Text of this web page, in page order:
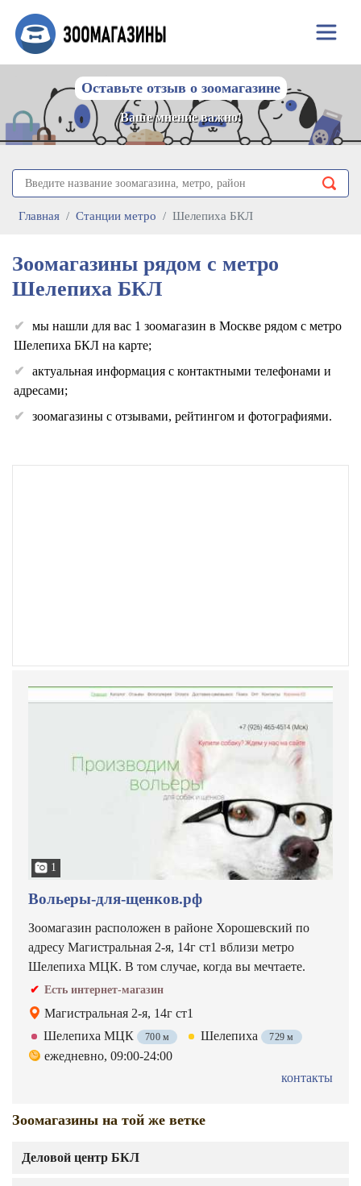
Оставьте отзыв о зоомагазине
Ваше мнение важно!
Главная Станции метро Шелепиха БКЛ
Зоомагазины рядом с метро
Шелепиха БКЛ
мы нашли для вас 1 зоомагазин в Москве рядом с метро
Шелепиха БКЛ на карте;
актуальная информация с контактными телефонами и
адресами;
зоомагазины с отзывами, рейтингом и фотографиями.
1
Вольеры-для-щенков.рф
Зоомагазин расположен в районе Хорошевский по
адресу Магистральная 2-я, 14г ст1 вблизи метро
Шелепиха МЦК. В том случае, когда вы мечтаете.
Есть интернет-магазин
Магистральная 2-я, 14г ст1
Шелепиха МЦК
700 м Шелепиха 729 м
ежедневно, 09:00-24:00
контакты
Зоомагазины на той же ветке
Деловой центр БКЛ